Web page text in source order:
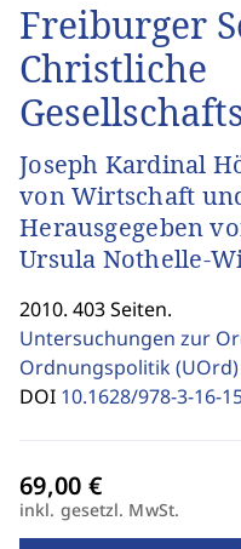
Freiburger
Christliche
Joseph Kardinal
von Wirtschaft
Herausgegeben
Ursula Nothelle-
2010. 403 Seiten.
Untersuchungen zur
Ordnungspolitik (UOrd)
DOI 10.1628/978-3-16-
inkl. gesetzl. MwSt.